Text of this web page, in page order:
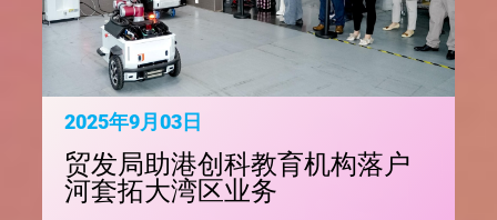
2025年9月03日
贸发局助港创科教育机构落户
河套拓大湾区业务